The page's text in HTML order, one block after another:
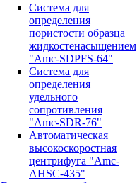
Система для
определения
пористости образца
жидкостенасыщением
"Amc-SDPFS-64"
Система для
определения
удельного
сопротивления
"Amc-SDR-76"
Автоматическая
высокоскоростная
центрифуга "Amc-
AHSC-435"